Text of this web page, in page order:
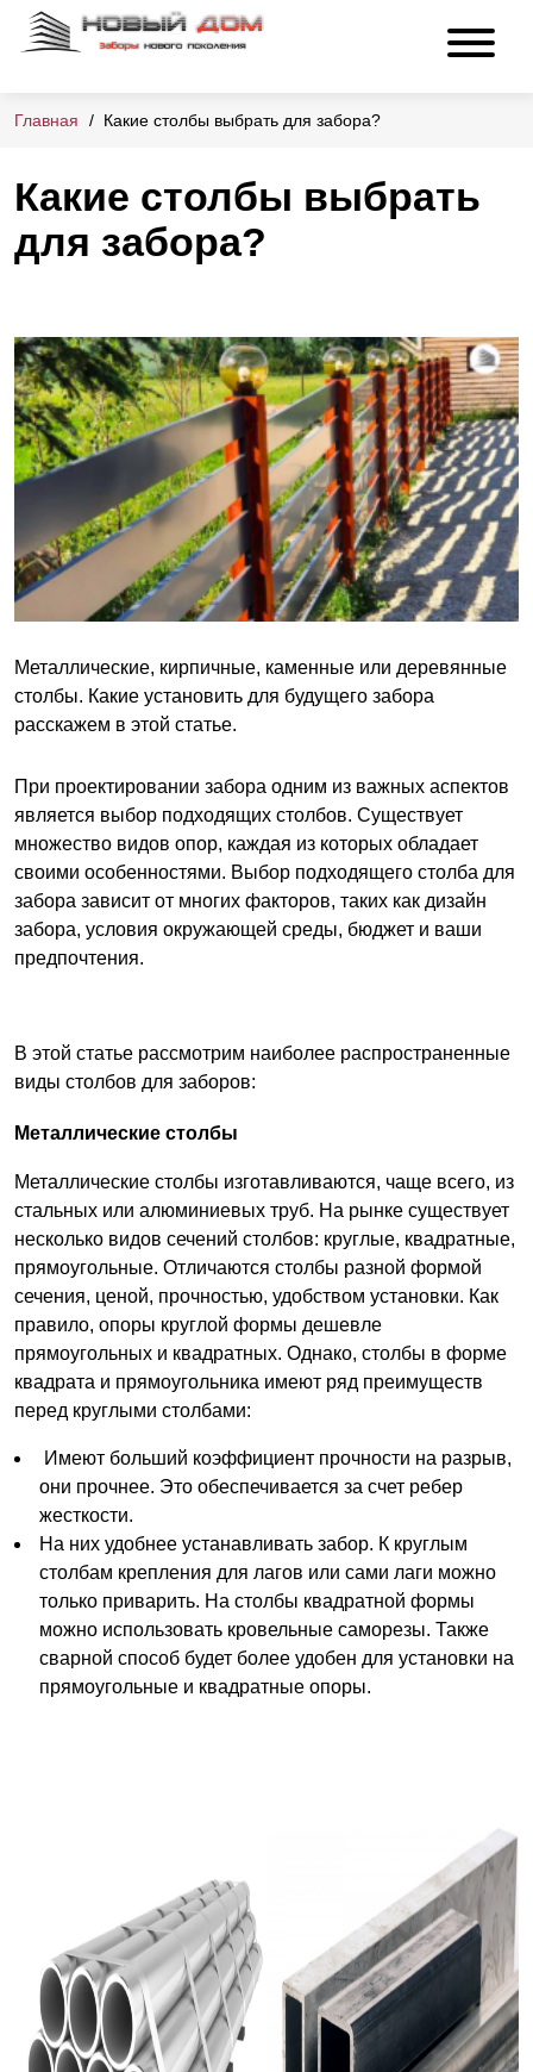
Главная Какие столбы выбрать для забора?
Какие столбы выбрать
для забора?
Металлические, кирпичные, каменные или деревянные
столбы. Какие установить для будущего забора
расскажем в этой статье.
При проектировании забора одним из важных аспектов
является выбор подходящих столбов. Существует
множество видов опор, каждая из которых обладает
своими особенностями. Выбор подходящего столба для
забора зависит от многих факторов, таких как дизайн
забора, условия окружающей среды, бюджет и ваши
предпочтения.
В этой статье рассмотрим наиболее распространенные
виды столбов для заборов:
Металлические столбы
Металлические столбы изготавливаются, чаще всего, из
стальных или алюминиевых труб. На рынке существует
несколько видов сечений столбов: круглые, квадратные,
прямоугольные. Отличаются столбы разной формой
сечения, ценой, прочностью, удобством установки. Как
правило, опоры круглой формы дешевле
прямоугольных и квадратных. Однако, столбы в форме
квадрата и прямоугольника имеют ряд преимуществ
перед круглыми столбами:
Имеют больший коэффициент прочности на разрыв,
они прочнее. Это обеспечивается за счет ребер
жесткости.
На них удобнее устанавливать забор. К круглым
столбам крепления для лагов или сами лаги можно
только приварить. На столбы квадратной формы
можно использовать кровельные саморезы. Также
сварной способ будет более удобен для установки на
прямоугольные и квадратные опоры.